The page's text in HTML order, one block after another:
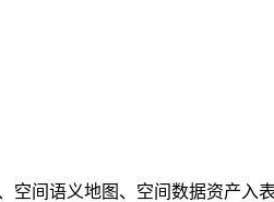
空间语义地图、空间数据资产入